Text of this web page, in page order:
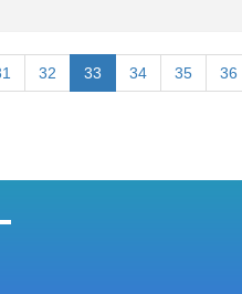
32 33 34 35 36